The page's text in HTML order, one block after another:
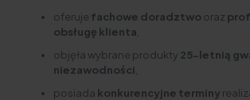
oferuje fachowe doradztwooraz
obsługę klienta,
objęła wybrane produkty 25-letnią
niezawodności,
posiada konkurencyjne terminy